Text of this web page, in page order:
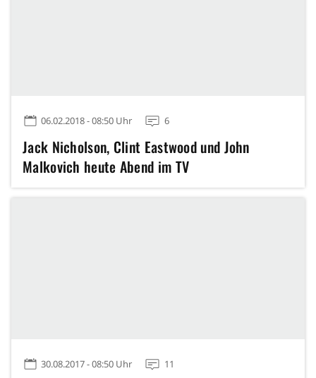
06.02.2018 - 08:50 Uhr 6
Jack Nicholson, Clint Eastwood und John
Malkovich heute Abend im TV
30.08.2017 - 08:50 Uhr 11